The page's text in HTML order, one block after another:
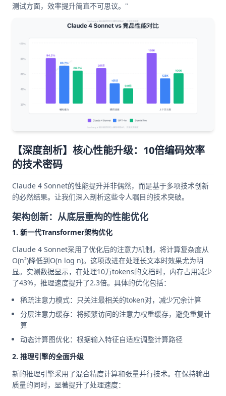
测试方面，效率提升简直不可思议。"
【深度剖析】核心性能升级：10倍编码效率
的技术密码
Claude 4 Sonnet的性能提升并非偶然，而是基于多项技术创新
的必然结果。让我们深入剖析这些令人瞩目的技术突破。
架构创新：从底层重构的性能优化
1. 新一代Transformer架构优化
Claude 4 Sonnet采用了优化后的注意力机制，将计算复杂度从
O(n²)降低到O(n log n)。这项改进在处理长文本时效果尤为明
显。实测数据显示，在处理10万tokens的文档时，内存占用减少
了43%，推理速度提升了2.3倍。具体的优化包括：
稀疏注意力模式：只关注最相关的token对，减少冗余计算
分层注意力缓存：将频繁访问的注意力权重缓存，避免重复计
算
动态计算图优化：根据输入特征自适应调整计算路径
2. 推理引擎的全面升级
新的推理引擎采用了混合精度计算和张量并行技术。在保持输出
质量的同时，显著提升了处理速度：